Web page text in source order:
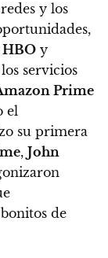
y los
HBO y
servicios
Prime
el
su primera
, John
de